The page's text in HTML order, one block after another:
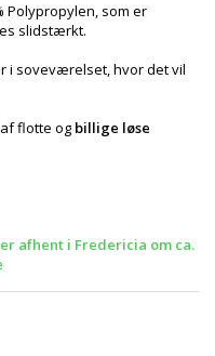
Polypropylen, som er
slidstærkt.
i soveværelset, hvor det vil
flotte og billige løse
afhent i Fredericia om ca.